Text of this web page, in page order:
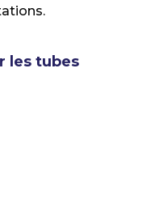
les tubes